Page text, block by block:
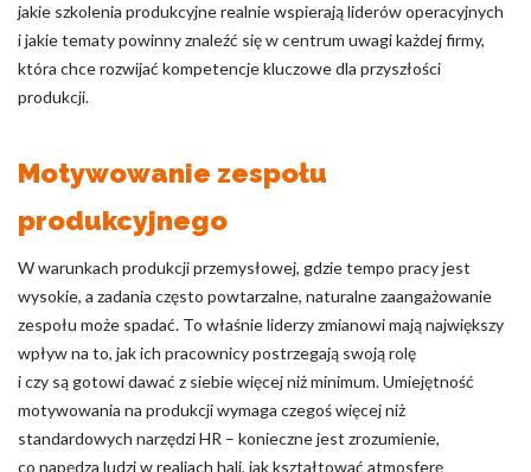
jakie szkolenia produkcyjne realnie wspierają liderów operacyjnych
i jakie tematy powinny znaleźć się w centrum uwagi każdej firmy,
która chce rozwijać kompetencje kluczowe dla przyszłości
produkcji.
Motywowanie zespołu
produkcyjnego
W warunkach produkcji przemysłowej, gdzie tempo pracy jest
wysokie, a zadania często powtarzalne, naturalne zaangażowanie
zespołu może spadać. To właśnie liderzy zmianowi mają największy
wpływ na to, jak ich pracownicy postrzegają swoją rolę
i czy są gotowi dawać z siebie więcej niż minimum. Umiejętność
motywowania na produkcji wymaga czegoś więcej niż
standardowych narzędzi HR – konieczne jest zrozumienie,
co napędza ludzi w realiach hali, jak kształtować atmosferę